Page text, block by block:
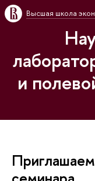
Высшая школа
и
Приглашаем